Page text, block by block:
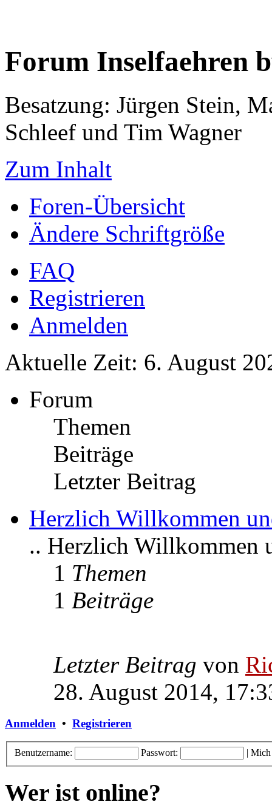
Forum Inselfaehren
Besatzung: Jürgen Stein,
Schleef und Tim Wagner
Zum Inhalt
Foren-Übersicht
Ändere Schriftgröße
FAQ
Registrieren
Anmelden
Aktuelle Zeit: 6. August
Forum
Themen
Beiträge
Letzter Beitrag
Herzlich Willkommen
.. Herzlich Willkommen
1 Themen
1 Beiträge
Letzter Beitrag von
28. August 2014,
Anmelden • Registrieren
Benutzername: Passwort: | Mich
Wer ist online?